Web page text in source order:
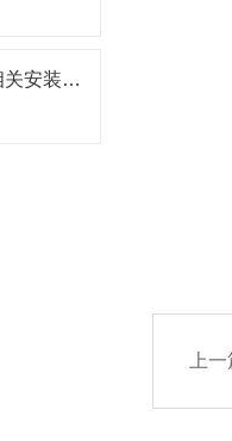
了解十万分之一天平的相关安装流程事项
上